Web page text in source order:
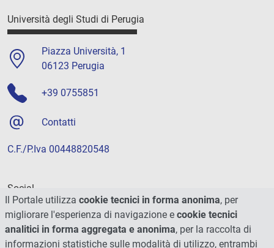
Università degli Studi di Perugia
Piazza Università, 1
06123 Perugia
+39 0755851
Contatti
C.F./P.Iva 00448820548
Social
Il Portale utilizza cookie tecnici in forma anonima, per
migliorare l'esperienza di navigazione e cookie tecnici
analitici in forma aggregata e anonima, per la raccolta di
informazioni statistiche sulle modalità di utilizzo, entrambi